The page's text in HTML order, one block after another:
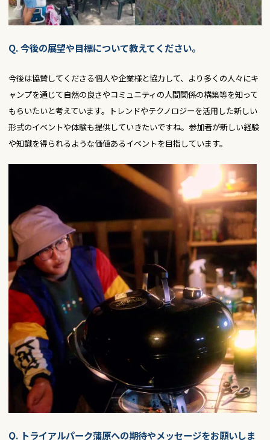
Q. 今後の展望や目標について教えてください。
今後は協賛してくださる個人や企業様と協力して、より多くの人々にキ
ャンプを通じて自然の良さやコミュニティの人間関係の構築等を知って
もらいたいと考えています。トレンドやテクノロジーを活用した新しい
形式のイベントや体験も提供していきたいですね。参加者が新しい経験
や知識を得られるような価値あるイベントを目指しています。
Q. トライアルパーク蒲原への期待やメッセージをお願いしま